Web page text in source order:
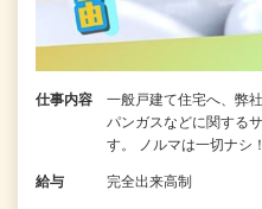
仕事内容
一般戸建て住宅へ、弊
パンガスなどに関する
す。 ノルマは一切ナシ
給与 完全出来高制